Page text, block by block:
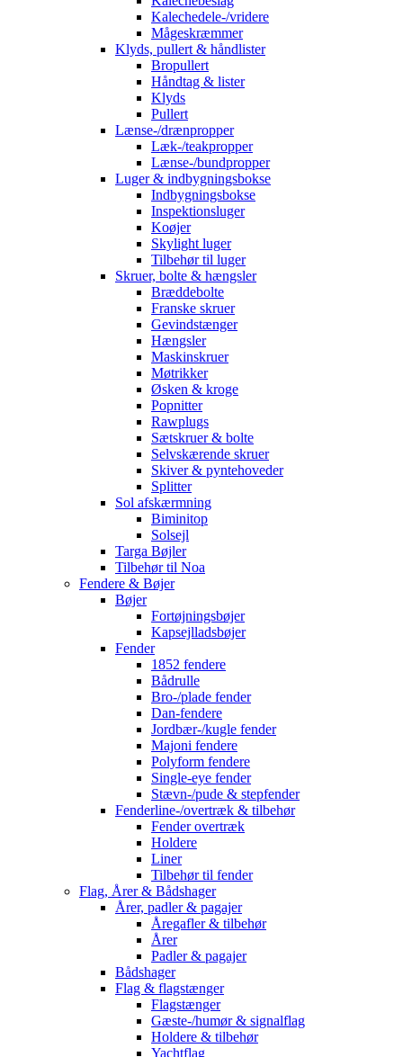
Kalechedele-/vridere
Mågeskræmmer
Klyds, pullert & håndlister
Bropullert
Håndtag & lister
Klyds
Pullert
Lænse-/drænpropper
Læk-/teakpropper
Lænse-/bundpropper
Luger & indbygningsbokse
Indbygningsbokse
Inspektionsluger
Koøjer
Skylight luger
Tilbehør til luger
Skruer, bolte & hængsler
Bræddebolte
Franske skruer
Gevindstænger
Hængsler
Maskinskruer
Møtrikker
Øsken & kroge
Popnitter
Rawplugs
Sætskruer & bolte
Selvskærende skruer
Skiver & pyntehoveder
Splitter
Sol afskærmning
Biminitop
Solsejl
Targa Bøjler
Tilbehør til Noa
Fendere & Bøjer
Bøjer
Fortøjningsbøjer
Kapsejlladsbøjer
Fender
1852 fendere
Bådrulle
Bro-/plade fender
Dan-fendere
Jordbær-/kugle fender
Majoni fendere
Polyform fendere
Single-eye fender
Stævn-/pude & stepfender
Fenderline-/overtræk & tilbehør
Fender overtræk
Holdere
Liner
Tilbehør til fender
Flag, Årer & Bådshager
Årer, padler & pagajer
Åregafler & tilbehør
Årer
Padler & pagajer
Bådshager
Flag & flagstænger
Flagstænger
Gæste-/humør & signalflag
Holdere & tilbehør
Yachtflag